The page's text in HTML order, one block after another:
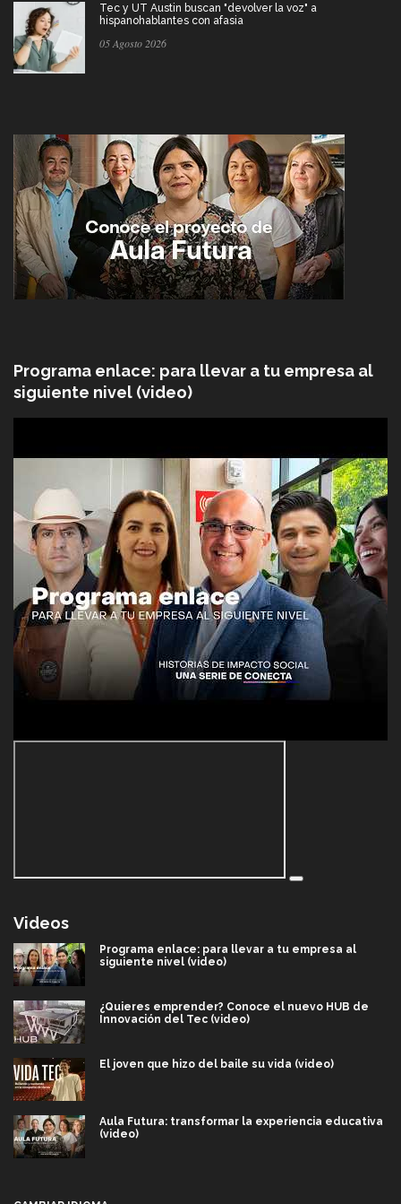
Tec y UT Austin buscan "devolver la voz" a
hispanohablantes con afasia
05 Agosto 2026
Programa enlace: para llevar a tu empresa al
siguiente nivel (video)
Videos
Programa enlace: para llevar a tu empresa al
siguiente nivel (video)
¿Quieres emprender? Conoce el nuevo HUB de
Innovación del Tec (video)
El joven que hizo del baile su vida (video)
Aula Futura: transformar la experiencia educativa
(video)